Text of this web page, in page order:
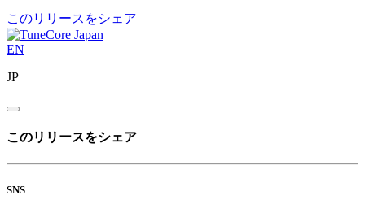
このリリースをシェア
EN
JP
このリリースをシェア
SNS